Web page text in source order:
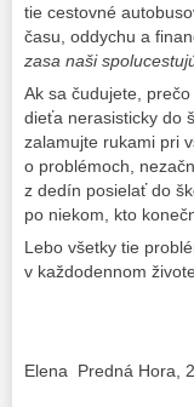
tie cestovné
času, oddychu a
zasa naši
Ak sa čudujete,
dieťa nerasisticky do
zalamujte rukami pri
o problémoch,
z dedín posielať do
po niekom, kto
Lebo všetky tie
v každodennom
Elena Predná Hora,